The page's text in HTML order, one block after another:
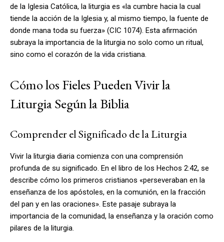
de la Iglesia Católica, la liturgia es «la cumbre hacia la cual
tiende la acción de la Iglesia y, al mismo tiempo, la fuente de
donde mana toda su fuerza» (CIC 1074). Esta afirmación
subraya la importancia de la liturgia no solo como un ritual,
sino como el corazón de la vida cristiana.
Cómo los Fieles Pueden Vivir la
Liturgia Según la Biblia
Comprender el Significado de la Liturgia
Vivir la liturgia diaria comienza con una comprensión
profunda de su significado. En el libro de los Hechos 2:42, se
describe cómo los primeros cristianos «perseveraban en la
enseñanza de los apóstoles, en la comunión, en la fracción
del pan y en las oraciones». Este pasaje subraya la
importancia de la comunidad, la enseñanza y la oración como
pilares de la liturgia.